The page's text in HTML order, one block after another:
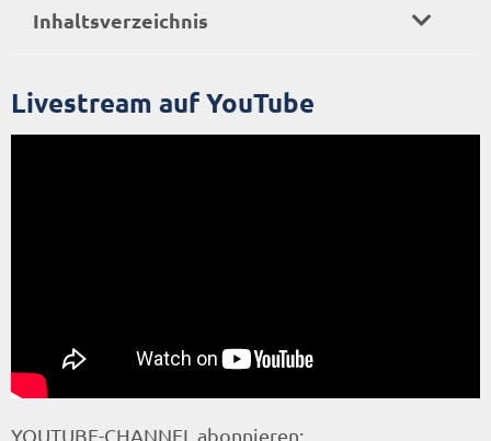
Inhaltsverzeichnis
Livestream auf YouTube
YOUTUBE-CHANNEL abonnieren: